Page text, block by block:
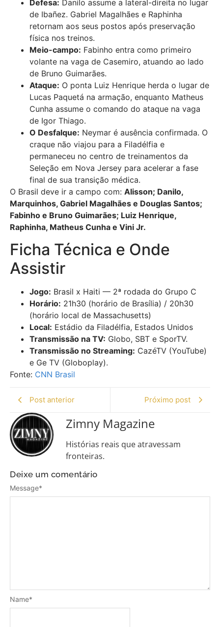
Defesa: Danilo assume a lateral-direita no lugar
de Ibañez. Gabriel Magalhães e Raphinha
retornam aos seus postos após preservação
física nos treinos.
Meio-campo: Fabinho entra como primeiro
volante na vaga de Casemiro, atuando ao lado
de Bruno Guimarães.
Ataque: O ponta Luiz Henrique herda o lugar de
Lucas Paquetá na armação, enquanto Matheus
Cunha assume o comando do ataque na vaga
de Igor Thiago.
O Desfalque: Neymar é ausência confirmada. O
craque não viajou para a Filadélfia e
permaneceu no centro de treinamentos da
Seleção em Nova Jersey para acelerar a fase
final de sua transição médica.
O Brasil deve ir a campo com: Alisson; Danilo,
Marquinhos, Gabriel Magalhães e Douglas Santos;
Fabinho e Bruno Guimarães; Luiz Henrique,
Raphinha, Matheus Cunha e Vini Jr.
Ficha Técnica e Onde
Assistir
Jogo: Brasil x Haiti — 2ª rodada do Grupo C
Horário: 21h30 (horário de Brasília) / 20h30
(horário local de Massachusetts)
Local: Estádio da Filadélfia, Estados Unidos
Transmissão na TV: Globo, SBT e SporTV.
Transmissão no Streaming: CazéTV (YouTube)
e Ge TV (Globoplay).
Fonte: CNN Brasil
Post anterior Próximo post
Zimny Magazine
Histórias reais que atravessam
fronteiras.
Deixe um comentário
Message*
Name*